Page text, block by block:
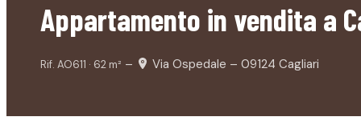
Appartamento in vendita a
Rif. AO611 · 62m² – Via Ospedale – 09124 Cagliari